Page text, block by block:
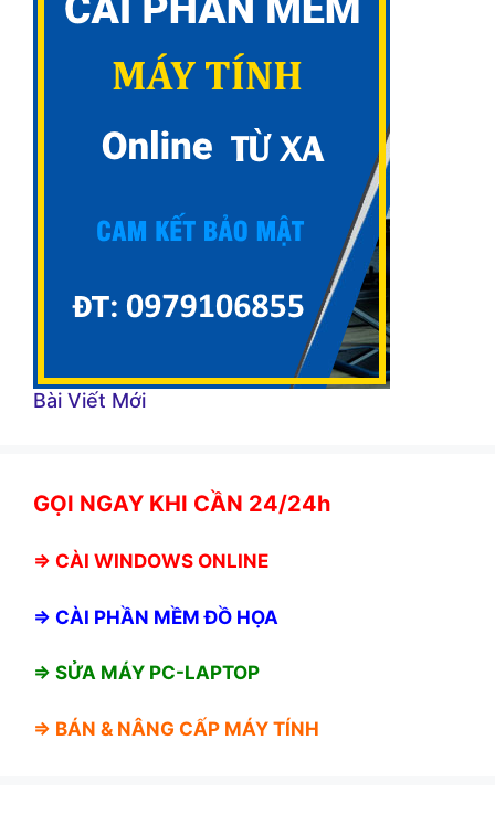
Bài Viết Mới
GỌI NGAY KHI CẦN 24/24h
⇒ CÀI WINDOWS ONLINE
⇒ CÀI PHẦN MỀM ĐỒ HỌA
⇒ SỬA MÁY PC-LAPTOP
⇒ BÁN & NÂNG CẤP MÁY TÍNH